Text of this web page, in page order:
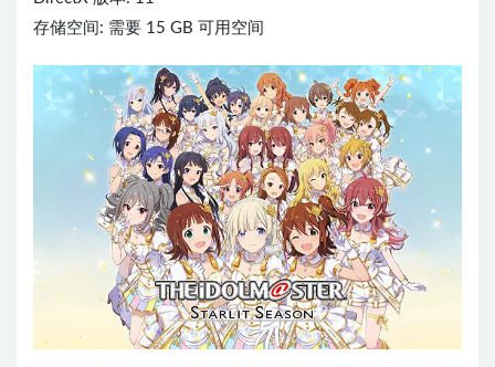
存储空间: 需要 15 GB 可用空间